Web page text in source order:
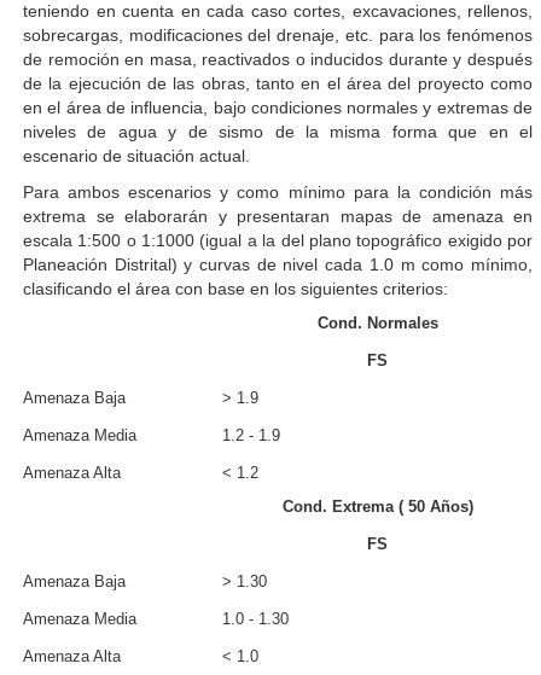
teniendo en cuenta en cada caso cortes, excavaciones, rellenos,
sobrecargas, modificaciones del drenaje, etc. para los fenómenos
de remoción en masa, reactivados o inducidos durante y después
de la ejecución de las obras, tanto en el área del proyecto como
en el área de influencia, bajo condiciones normales y extremas de
niveles de agua y de sismo de la misma forma que en el
escenario de situación actual.
Para ambos escenarios y como mínimo para la condición más
extrema se elaborarán y presentaran mapas de amenaza en
escala 1:500 o 1:1000 (igual a la del plano topográfico exigido por
Planeación Distrital) y curvas de nivel cada 1.0 m como mínimo,
clasificando el área con base en los siguientes criterios:
Cond. Normales
FS
Amenaza Baja > 1.9
Amenaza Media 1.2 - 1.9
Amenaza Alta
< 1.2
Cond. Extrema ( 50 Años)
FS
Amenaza Baja > 1.30
Amenaza Media 1.0 - 1.30
Amenaza Alta < 1.0